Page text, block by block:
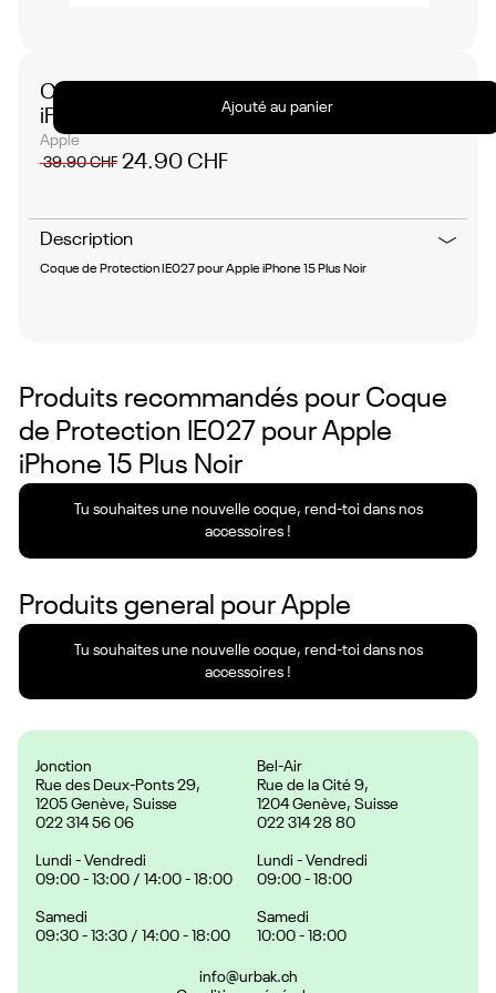
Coque de Protection IE027 pour Apple
iPhone 15 Plus Noir
Apple
39.90 CHF24.90 CHF
Description
Coque de Protection IE027 pour Apple iPhone 15 Plus Noir
Ajouté au panier
Produits recommandés pour Coque
de Protection IE027 pour Apple
iPhone 15 Plus Noir
Tu souhaites une nouvelle coque, rend-toi dans nos
accessoires !
Produits general pour Apple
Tu souhaites une nouvelle coque, rend-toi dans nos
accessoires !
Jonction
Rue des Deux-Ponts 29,
1205 Genève, Suisse
022 314 56 06
Lundi - Vendredi
09:00 - 13:00 / 14:00 - 18:00
Samedi
09:30 - 13:30 / 14:00 - 18:00
Bel-Air
Rue de la Cité 9,
1204 Genève, Suisse
022 314 28 80
Lundi - Vendredi
09:00 - 18:00
Samedi
10:00 - 18:00
info@urbak.ch